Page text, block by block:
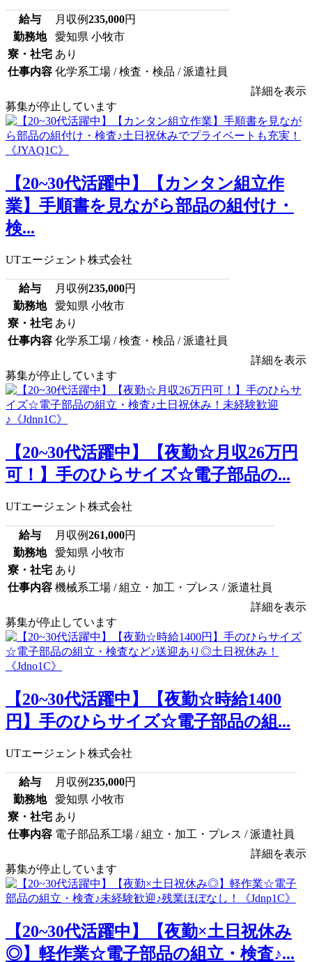
給与 月収例235,000円
勤務地
愛知県 小牧市
寮・社宅 あり
仕事内容 化学系工場 / 検査・検品 / 派遣社員
詳細を表示
募集が停止しています
【20~30代活躍中】【カンタン組立作
業】手順書を見ながら部品の組付け・
検...
UTエージェント株式会社
給与 月収例235,000円
勤務地
愛知県 小牧市
寮・社宅 あり
仕事内容 化学系工場 / 検査・検品 / 派遣社員
詳細を表示
募集が停止しています
【20~30代活躍中】【夜勤☆月収26万円
可！】手のひらサイズ☆電子部品の...
UTエージェント株式会社
給与 月収例261,000円
勤務地
愛知県 小牧市
寮・社宅 あり
仕事内容 機械系工場 / 組立・加工・プレス / 派遣社員
詳細を表示
募集が停止しています
【20~30代活躍中】【夜勤☆時給1400
円】手のひらサイズ☆電子部品の組...
UTエージェント株式会社
給与 月収例235,000円
勤務地
愛知県 小牧市
寮・社宅 あり
仕事内容 電子部品系工場 / 組立・加工・プレス / 派遣社員
詳細を表示
募集が停止しています
【20~30代活躍中】【夜勤×土日祝休み
◎】軽作業☆電子部品の組立・検査♪...